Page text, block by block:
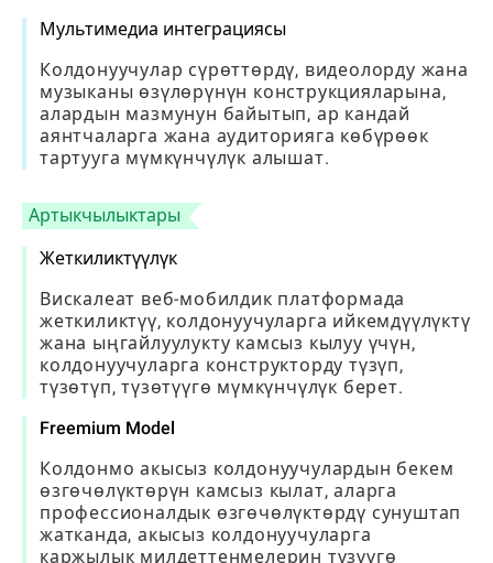
Мультимедиа интеграциясы
Колдонуучулар сүрөттөрдү, видеолорду жана
музыканы өзүлөрүнүн конструкцияларына,
алардын мазмунун байытып, ар кандай
аянтчаларга жана аудиторияга көбүрөөк
тартууга мүмкүнчүлүк алышат.
Артыкчылыктары
Жеткиликтүүлүк
Вискалеат веб-мобилдик платформада
жеткиликтүү, колдонуучуларга ийкемдүүлүктү
жана ыңгайлуулукту камсыз кылуу үчүн,
колдонуучуларга конструкторду түзүп,
түзөтүп, түзөтүүгө мүмкүнчүлүк берет.
Freemium Model
Колдонмо акысыз колдонуучулардын бекем
өзгөчөлүктөрүн камсыз кылат, аларга
профессионалдык өзгөчөлүктөрдү сунуштап
жатканда, акысыз колдонуучуларга
каржылык милдеттенмелерин түзүүгө